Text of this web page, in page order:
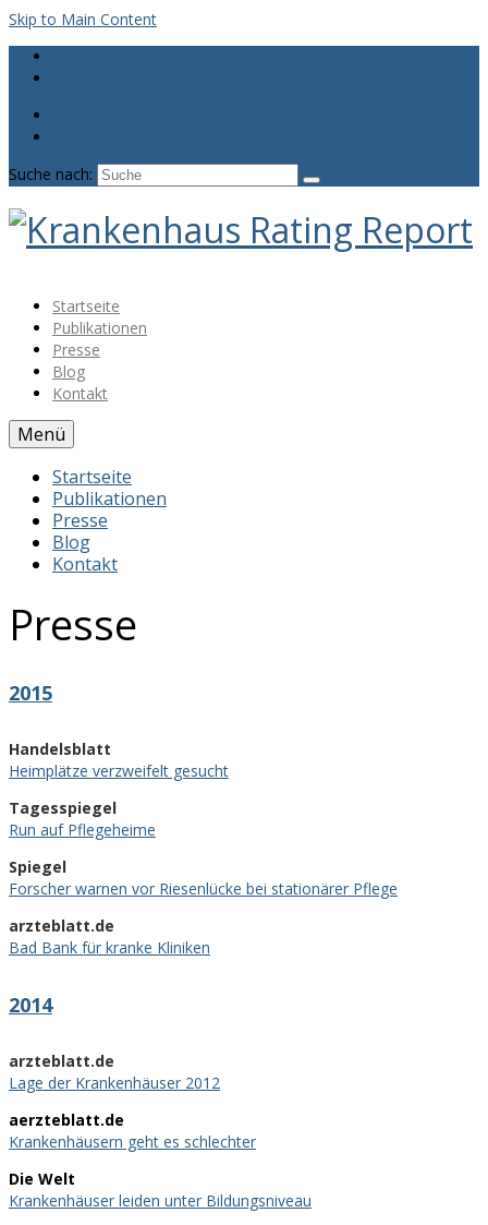
Skip to Main Content
Suche nach:
Startseite
Publikationen
Presse
Blog
Kontakt
Menü
Startseite
Publikationen
Presse
Blog
Kontakt
Presse
2015
Handelsblatt
Heimplätze verzweifelt gesucht
Tagesspiegel
Run auf Pflegeheime
Spiegel
Forscher warnen vor Riesenlücke bei stationärer Pflege
arzteblatt.de
Bad Bank für kranke Kliniken
2014
arzteblatt.de
Lage der Krankenhäuser 2012
aerzteblatt.de
Krankenhäusern geht es schlechter
Die Welt
Krankenhäuser leiden unter Bildungsniveau